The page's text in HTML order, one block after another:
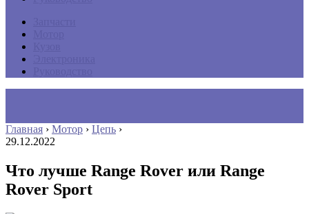
Главная › Мотор › Цепь ›
29.12.2022
Что лучше Range Rover или Range
Rover Sport